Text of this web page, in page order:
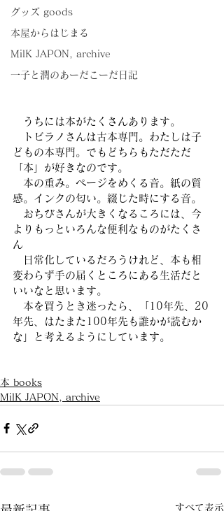
グッズ goods
本屋からはじまる
MilK JAPON, archive
一子と潤のあーだこーだ日記
うちには本がたくさんあります。
トビラノさんは古本専門。わたしは子
どもの本専門。でもどちらもただただ
「本」が好きなのです。
本の重み。ページをめくる音。紙の質
感。インクの匂い。綴じた時にする音。
おちびさんが大きくなるころには、今
よりもっといろんな便利なものがたくさ
ん
日常化しているだろうけれど、本も相
変わらず手の届くところにある生活だと
いいなと思います。
本を買うとき迷ったら、「10年先、20
年先、はたまた100年先も誰かが読むか
な」と考えるようにしています。
本 books
MilK JAPON, archive
すべて表示